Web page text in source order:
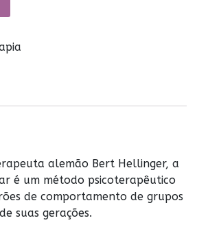
alemão Bert Hellinger, a
é um método psicoterapêutico
de comportamento de grupos
suas gerações.